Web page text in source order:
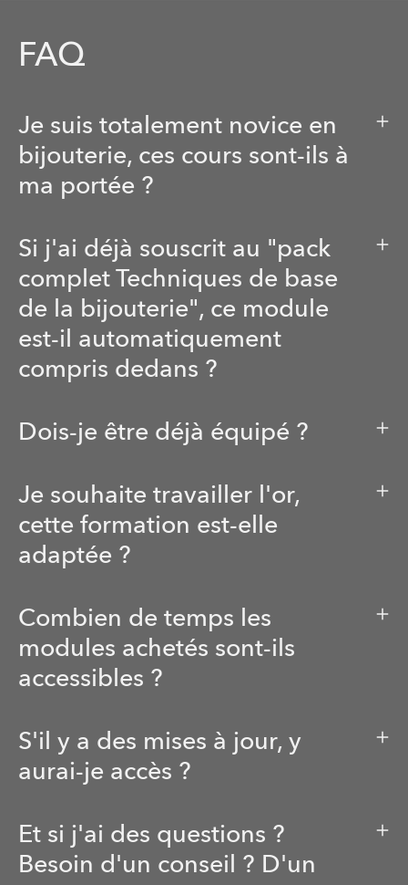
FAQ
Je suis totalement novice en
bijouterie, ces cours sont-ils à
ma portée ?
Si j'ai déjà souscrit au "pack
complet Techniques de base
de la bijouterie", ce module
est-il automatiquement
compris dedans ?
Dois-je être déjà équipé ?
Je souhaite travailler l'or,
cette formation est-elle
adaptée ?
Combien de temps les
modules achetés sont-ils
accessibles ?
S'il y a des mises à jour, y
aurai-je accès ?
Et si j'ai des questions ?
Besoin d'un conseil ? D'un